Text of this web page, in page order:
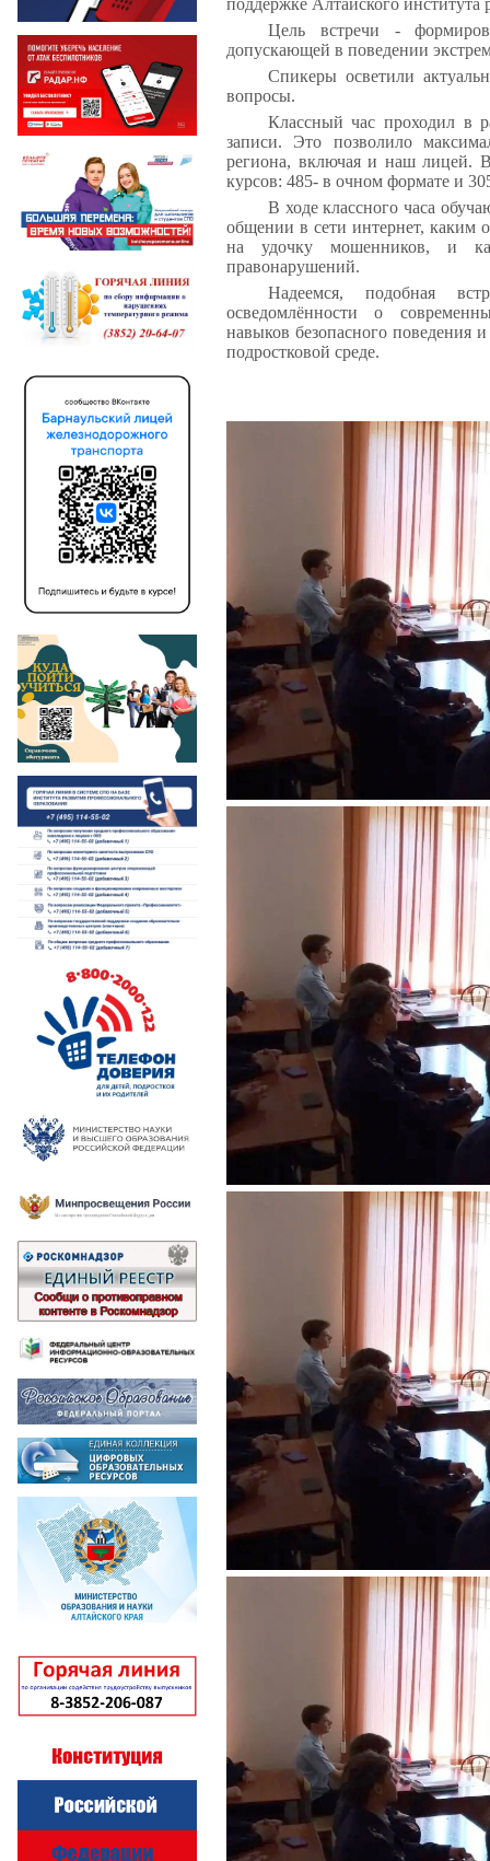
Цель встречи -
допускающей в поведении
Спикеры осветили
вопросы.
Классный час проходил в
записи. Это позволило
региона, включая и наш лицей.
курсов: 485- в очном формате и
В ходе классного часа
общении в сети интернет, каким
на удочку мошенников, и
правонарушений.
Надеемся, подобная
осведомлённости о
навыков безопасного поведения
подростковой среде.